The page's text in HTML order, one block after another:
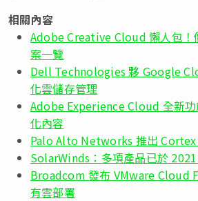
相關內容
Adobe Creative Cloud 懶人包！
案一覽
Dell Technologies 夥 Google
化雲儲存管理
Adobe Experience Cloud 全新
化內容
Palo Alto Networks 推出 Cortex
SolarWinds：多項產品已於
Broadcom 發布 VMware Cloud
有雲部署